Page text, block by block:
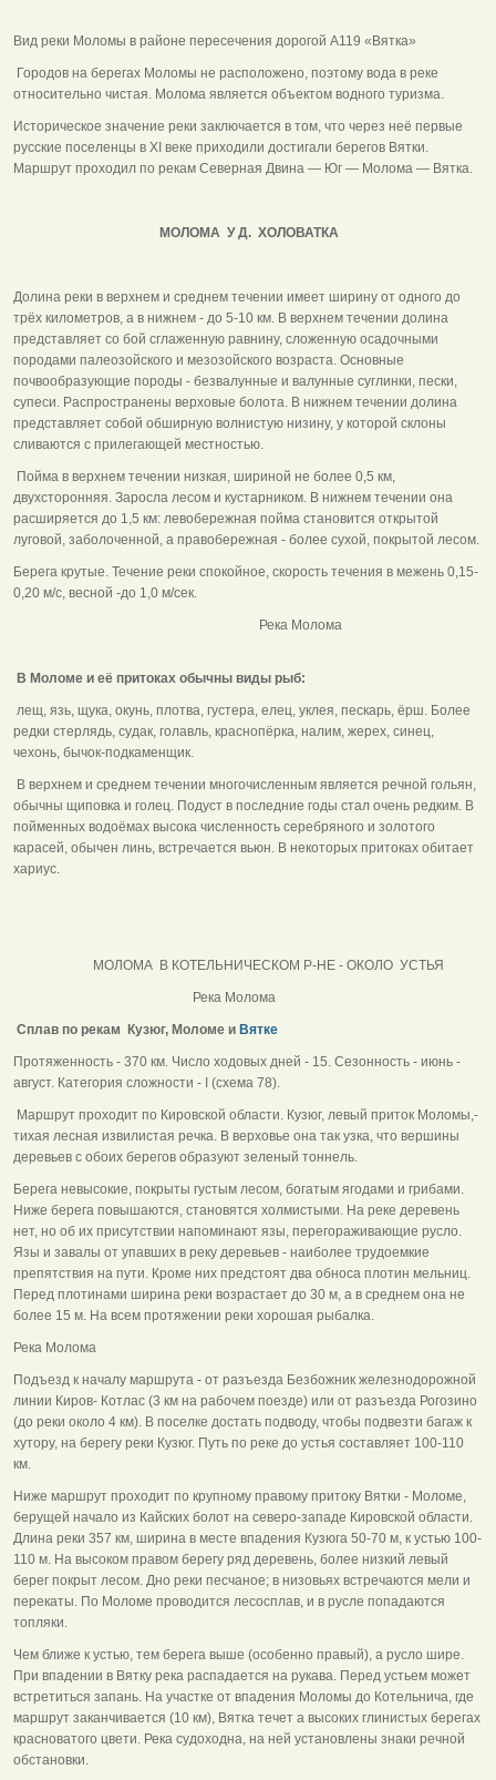
Вид реки Моломы в районе пересечения дорогой А119 «Вятка»
Городов на берегах Моломы не расположено, поэтому вода в реке
относительно чистая. Молома является объектом водного туризма.
Историческое значение реки заключается в том, что через неё первые
русские поселенцы в XI веке приходили достигали берегов Вятки.
Маршрут проходил по рекам Северная Двина — Юг — Молома — Вятка.
МОЛОМА У Д. ХОЛОВАТКА
Долина реки в верхнем и среднем течении имеет ширину от одного до
трёх километров, а в нижнем - до 5-10 км. В верхнем течении долина
представляет со бой сглаженную равнину, сложенную осадочными
породами палеозойского и мезозойского возраста. Основные
почвообразующие породы - безвалунные и валунные суглинки, пески,
супеси. Распространены верховые болота. В нижнем течении долина
представляет собой обширную волнистую низину, у которой склоны
сливаются с прилегающей местностью.
Пойма в верхнем течении низкая, шириной не более 0,5 км,
двухсторонняя. Заросла лесом и кустарником. В нижнем течении она
расширяется до 1,5 км: левобережная пойма становится открытой
луговой, заболоченной, а правобережная - более сухой, покрытой лесом.
Берега крутые. Течение реки спокойное, скорость течения в межень 0,15-
0,20 м/с, весной -до 1,0 м/сек.
Река Молома
В Моломе и её притоках обычны виды рыб:
лещ, язь, щука, окунь, плотва, густера, елец, уклея, пескарь, ёрш. Более
редки стерлядь, судак, голавль, краснопёрка, налим, жерех, синец,
чехонь, бычок-подкаменщик.
В верхнем и среднем течении многочисленным является речной гольян,
обычны щиповка и голец. Подуст в последние годы стал очень редким. В
пойменных водоёмах высока численность серебряного и золотого
карасей, обычен линь, встречается вьюн. В некоторых притоках обитает
хариус.
МОЛОМА В КОТЕЛЬНИЧЕСКОМ Р-НЕ - ОКОЛО УСТЬЯ
Река Молома
Сплав по рекам Кузюг, Моломе и Вятке
Протяженность - 370 км. Число ходовых дней - 15. Сезонность - июнь -
август. Категория сложности - I (схема 78).
Маршрут проходит по Кировской области. Кузюг, левый приток Моломы,-
тихая лесная извилистая речка. В верховье она так узка, что вершины
деревьев с обоих берегов образуют зеленый тоннель.
Берега невысокие, покрыты густым лесом, богатым ягодами и грибами.
Ниже берега повышаются, становятся холмистыми. На реке деревень
нет, но об их присутствии напоминают язы, перегораживающие русло.
Язы и завалы от упавших в реку деревьев - наиболее трудоемкие
препятствия на пути. Кроме них предстоят два обноса плотин мельниц.
Перед плотинами ширина реки возрастает до 30 м, а в среднем она не
более 15 м. На всем протяжении реки хорошая рыбалка.
Река Молома
Подъезд к началу маршрута - от разъезда Безбожник железнодорожной
линии Киров- Котлас (3 км на рабочем поезде) или от разъезда Рогозино
(до реки около 4 км). В поселке достать подводу, чтобы подвезти багаж к
хутору, на берегу реки Кузюг. Путь по реке до устья составляет 100-110
км.
Ниже маршрут проходит по крупному правому притоку Вятки - Моломе,
берущей начало из Кайских болот на северо-западе Кировской области.
Длина реки 357 км, ширина в месте впадения Кузюга 50-70 м, к устью 100-
110 м. На высоком правом берегу ряд деревень, более низкий левый
берег покрыт лесом. Дно реки песчаное; в низовьях встречаются мели и
перекаты. По Моломе проводится лесосплав, и в русле попадаются
топляки.
Чем ближе к устью, тем берега выше (особенно правый), а русло шире.
При впадении в Вятку река распадается на рукава. Перед устьем может
встретиться запань. На участке от впадения Моломы до Котельнича, где
маршрут заканчивается (10 км), Вятка течет а высоких глинистых берегах
красноватого цвети. Река судоходна, на ней установлены знаки речной
обстановки.